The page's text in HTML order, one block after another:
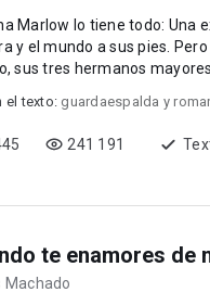
Marlow lo tiene todo: Una
y el mundo a sus pies.
sus tres hermanos
el texto: guardaespalda y
241 191
te enamores de
Machado